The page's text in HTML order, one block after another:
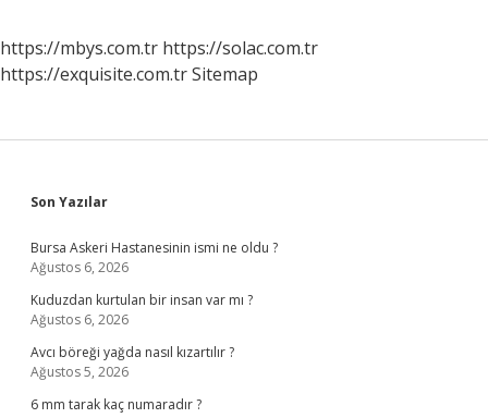
https://mbys.com.tr https://solac.com.tr
https://exquisite.com.trSitemap
Sidebar
Son Yazılar
Bursa Askeri Hastanesinin ismi ne oldu ?
Ağustos 6, 2026
Kuduzdan kurtulan bir insan var mı ?
Ağustos 6, 2026
Avcı böreği yağda nasıl kızartılır ?
Ağustos 5, 2026
6 mm tarak kaç numaradır ?